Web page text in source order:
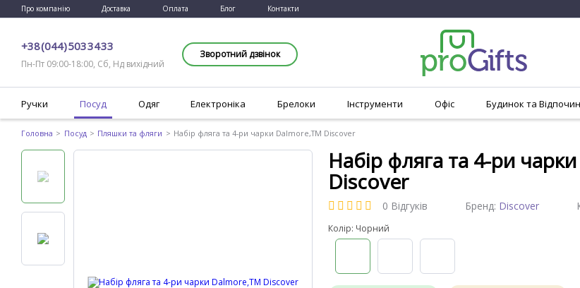
Про компанію Доставка Оплата Блог Контакти
+38 (044) 503 34 33
Пн-Пт 09:00-18:00, Сб, Нд вихідний
Зворотний дзвінок
Ручки Посуд Одяг Електроніка Брелоки Інструменти Офіс Будинок та
Головна Посуд Пляшки та фляги Набір фляга та 4-ри чарки Dalmore,TM Discover
Набір фляга та 4-ри
Discover
0 Відгуків Бренд: Discover
Колір: Чорний